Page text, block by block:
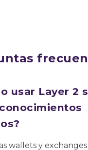
usar Layer 2
wallets y exchanges